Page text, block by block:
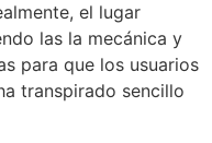
el lugar
las la mecánica y
para que los usuarios
transpirado sencillo